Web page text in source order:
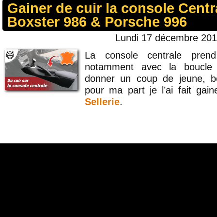
Gainer de cuir la console
Boxster 986 & Porsche 996
Lundi 17 décembre
La console centrale
notamment avec la
donner un coup de jeune,
pour ma part je l’ai fait
Sellerie.